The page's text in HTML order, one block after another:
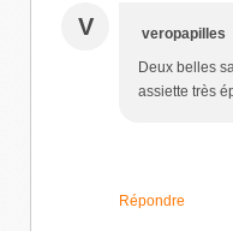
V veropapilles
Deux belles
assiette très
Répondre